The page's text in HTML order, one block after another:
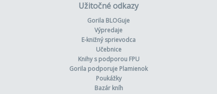
Užitočné odkazy
Gorila BLOGuje
Výpredaje
E-knižný sprievodca
Učebnice
Knihy s podporou FPU
Gorila podporuje Plamienok
Poukážky
Bazár kníh